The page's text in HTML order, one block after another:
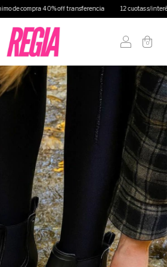
compra 40% off transferencia 12 cuotas s/interés
0